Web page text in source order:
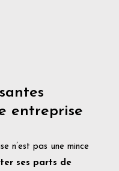
entreprise
n’est pas une mince
ses parts de